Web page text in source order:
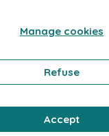
Manage cookies
Refuse
Accept